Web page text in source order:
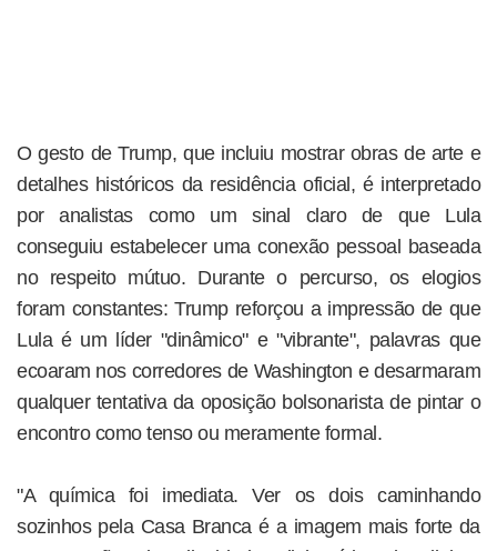
O gesto de Trump, que incluiu mostrar obras de arte e
detalhes históricos da residência oficial, é interpretado
por analistas como um sinal claro de que Lula
conseguiu estabelecer uma conexão pessoal baseada
no respeito mútuo. Durante o percurso, os elogios
foram constantes: Trump reforçou a impressão de que
Lula é um líder "dinâmico" e "vibrante", palavras que
ecoaram nos corredores de Washington e desarmaram
qualquer tentativa da oposição bolsonarista de pintar o
encontro como tenso ou meramente formal.
"A química foi imediata. Ver os dois caminhando
sozinhos pela Casa Branca é a imagem mais forte da